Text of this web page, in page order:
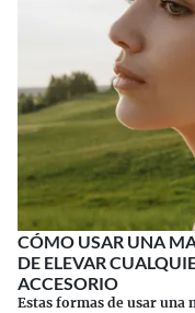
CÓMO USAR UNA
DE ELEVAR
ACCESORIO
Estas formas de usar una